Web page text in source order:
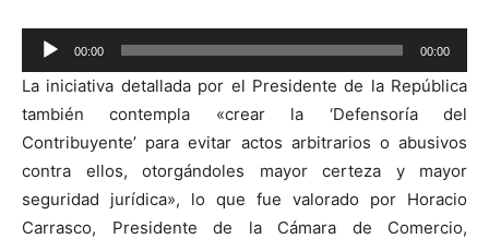
Reproductor
de
audio
00:00 00:00
La iniciativa detallada por el Presidente de la República
también contempla «crear la ‘Defensoría del
Contribuyente’ para evitar actos arbitrarios o abusivos
contra ellos, otorgándoles mayor certeza y mayor
seguridad jurídica», lo que fue valorado por Horacio
Carrasco, Presidente de la Cámara de Comercio,